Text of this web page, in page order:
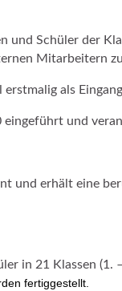
und Schüler der
Mitarbeitern
als
eingeführt und
und erhält eine
in 21 Klassen (1.
fertiggestellt.